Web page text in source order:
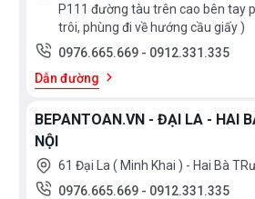
P111 đường tàu trên cao bên tay
trôi, phùng đi về hướng cầu giấy )
0976.665.669 - 0912.331.335
Dẫn đường
BEPANTOAN.VN - ĐẠI LA - HAI
NỘI
61 Đại La ( Minh Khai ) - Hai Bà
0976.665.669 - 0912.331.335